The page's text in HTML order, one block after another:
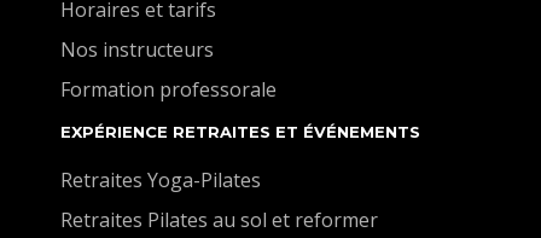
Horaires et tarifs
Nos instructeurs
Formation professorale
EXPÉRIENCE RETRAITES ET ÉVÉNEMENTS
Retraites Yoga-Pilates
Retraites Pilates au sol et reformer